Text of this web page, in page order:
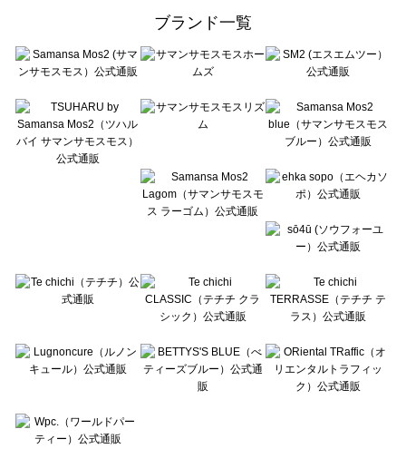
sō4ū（ソウフォーユー）のトップス一覧
Te chichi（テチチ）のトップス一覧
Te chichi CLASSIC（テチチ クラシック）のトップス一覧
Lugnoncure（ルノンキュール）のトップス一覧
BETTY'S BLUE（べティーズブルー）のトップス一覧
Wpc.（ワールドパーティー）のトップス一覧
ブランド一覧